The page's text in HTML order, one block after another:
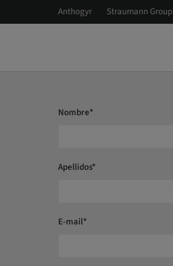
Anthogyr Straumann Group
Nombre*
Apellidos*
E-mail*